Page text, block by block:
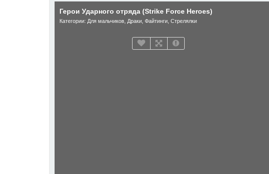
Герои Ударного отряда (Strike Force Heroes)
Категории: Для мальчиков Драки Файтинги Стрелялки